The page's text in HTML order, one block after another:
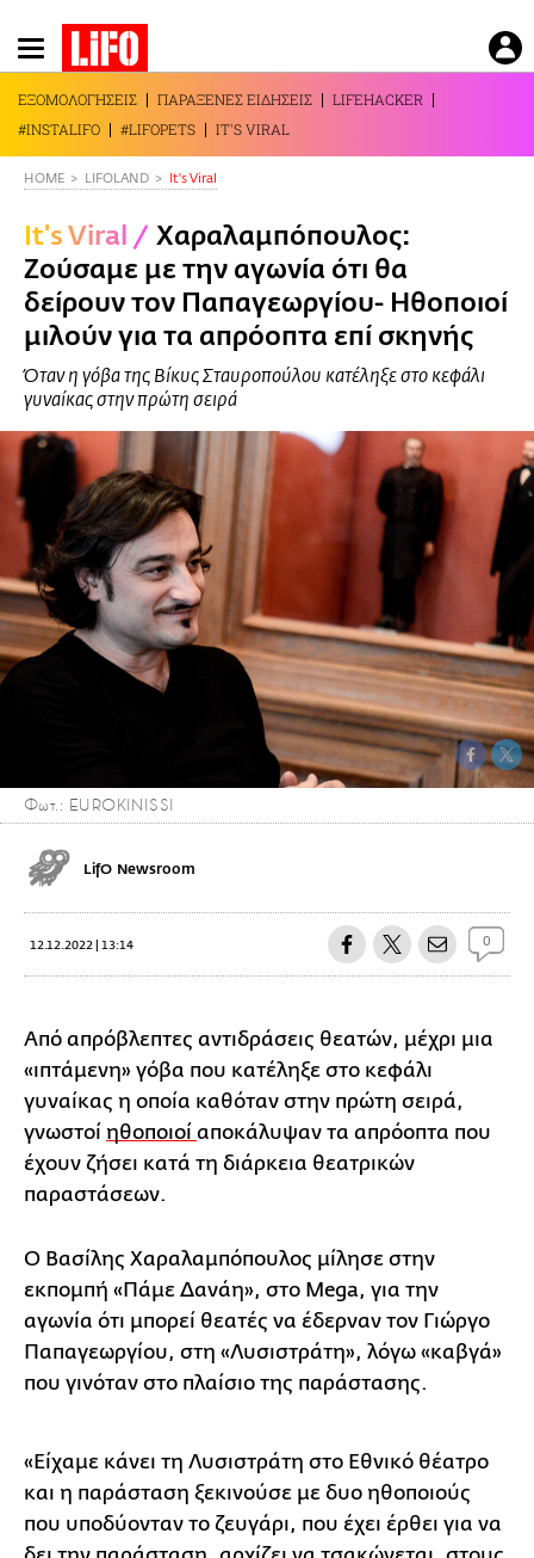
Παράκαμψη
προς
το
κυρίως
περιεχόμενο
ΕΞΟΜΟΛΟΓΗΣΕΙΣ ΠΑΡΑΞΕΝΕΣ ΕΙΔΗΣΕΙΣ
LIFEHACKER
#INSTALIFO
#LIFOPETS IT'S VIRAL
HOME LIFOLAND It's Viral
It's Viral / Χαραλαμπόπουλος:
Ζούσαμε με την αγωνία ότι θα
δείρουν τον Παπαγεωργίου- Ηθοποιοί
μιλούν για τα απρόοπτα επί σκηνής
Όταν η γόβα της Βίκυς Σταυροπούλου κατέληξε στο κεφάλι
γυναίκας στην πρώτη σειρά
Φωτ.: EUROKINISSI
LifO Newsroom
12.12.2022 | 13:14 0
Από απρόβλεπτες αντιδράσεις θεατών, μέχρι μια
«ιπτάμενη» γόβα που κατέληξε στο κεφάλι
γυναίκας η οποία καθόταν στην πρώτη σειρά,
γνωστοί ηθοποιοί αποκάλυψαν τα απρόοπτα που
έχουν ζήσει κατά τη διάρκεια θεατρικών
παραστάσεων.
Ο Βασίλης Χαραλαμπόπουλος μίλησε στην
εκπομπή «Πάμε Δανάη», στο Mega, για την
αγωνία ότι μπορεί θεατές να έδερναν τον Γιώργο
Παπαγεωργίου, στη «Λυσιστράτη», λόγω «καβγά»
που γινόταν στο πλαίσιο της παράστασης.
«Είχαμε κάνει τη Λυσιστράτη στο Εθνικό θέατρο
και η παράσταση ξεκινούσε με δυο ηθοποιούς
που υποδύονταν το ζευγάρι, που έχει έρθει για να